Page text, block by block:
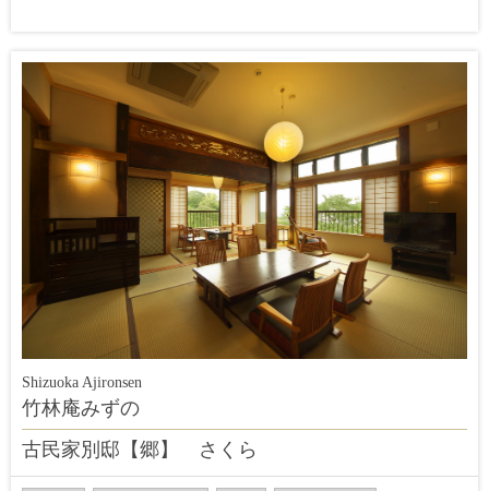
Shizuoka Ajironsen
竹林庵みずの
古民家別邸【郷】 さくら